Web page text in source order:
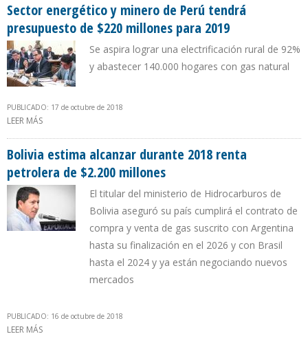
Sector energético y minero de Perú tendrá
presupuesto de $220 millones para 2019
Se aspira lograr una electrificación rural de 92%
y abastecer 140.000 hogares con gas natural
PUBLICADO: 17 de octubre de 2018
LEER MÁS
Bolivia estima alcanzar durante 2018 renta
petrolera de $2.200 millones
El titular del ministerio de Hidrocarburos de
Bolivia aseguró su país cumplirá el contrato de
compra y venta de gas suscrito con Argentina
hasta su finalización en el 2026 y con Brasil
hasta el 2024 y ya están negociando nuevos
mercados
PUBLICADO: 16 de octubre de 2018
LEER MÁS